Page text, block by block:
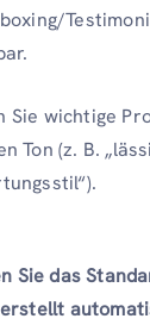
Sie wichtige
Ton (z. B.
Sie das
erstellt